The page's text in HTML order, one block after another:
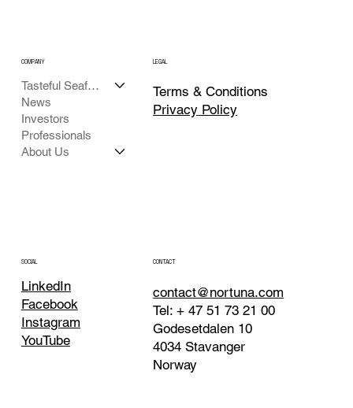
COMPANY
Tasteful Seafood
News
Investors
Professionals
About Us
LEGAL
Terms & Conditions
Privacy Policy
SOCIAL
LinkedIn
Facebook
Instagram
YouTube
CONTACT
contact@nortuna.com
Tel: + 47 51 73 21 00
Godesetdalen 10
4034 Stavanger
Norway